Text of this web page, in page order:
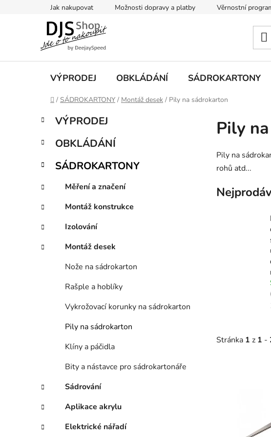
Jak nakupovat Možnosti dopravy a platby Věrnostní
VÝPRODEJ OBKLÁDÁNÍ SÁDROKARTONY
Domů
/ SÁDROKARTONY / Montáž desek / Pily na sádrokarton
P
s
r
n
n
p
a
n
Přeskočit
kategorie
K
a
e
o
i
VÝPRODEJ
OBKLÁDÁNÍ
SÁDROKARTONY
Měření a značení
Montáž konstrukce
Izolování
Montáž desek
Nože na sádrokarton
Rašple a hoblíky
Vykrožovací korunky na sádrokarton
Pily na sádrokarton
Klíny a páčidla
Bity a nástavce pro sádrokartonáře
Sádrování
Aplikace akrylu
Elektrické nářadí
Pily
Pily na
rohů atd...
Stránka 1 z 1 -